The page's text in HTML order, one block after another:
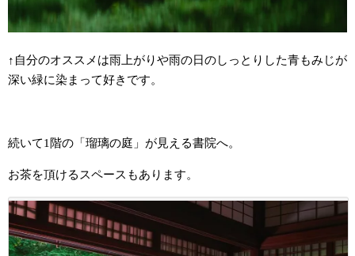
↑自分のオススメは雨上がりや雨の日のしっとりした青もみじが
深い緑に染まって好きです。
続いて1階の「瑠璃の庭」が見える書院へ。
お茶を頂けるスペースもあります。